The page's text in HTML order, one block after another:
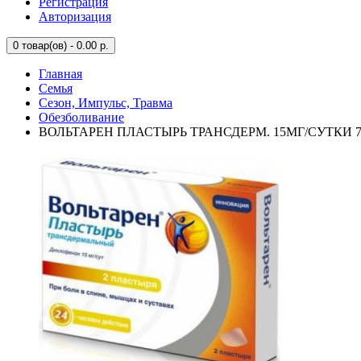
Авторизация
0 товар(ов) - 0.00 р.
Главная
Семья
Сезон, Импульс, Травма
Обезболивание
ВОЛЬТАРЕН ПЛАСТЫРЬ ТРАНСДЕРМ. 15МГ/СУТКИ